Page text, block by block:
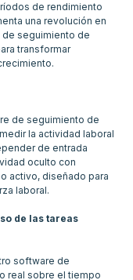
de rendimiento
una revolución en
seguimiento de
transformar
de seguimiento de
la actividad laboral
de entrada
oculto con
activo, diseñado para
laboral.
de las tareas
software de
real sobre el tiempo